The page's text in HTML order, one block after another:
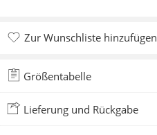
Zur Wunschliste hinzufügen
Größentabelle
Lieferung und Rückgabe